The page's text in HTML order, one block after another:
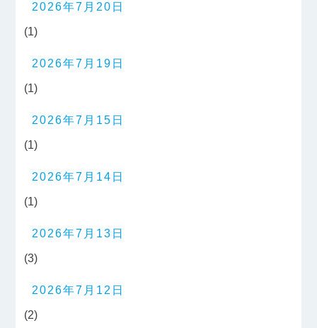
2026年7月20日
(1)
2026年7月19日
(1)
2026年7月15日
(1)
2026年7月14日
(1)
2026年7月13日
(3)
2026年7月12日
(2)